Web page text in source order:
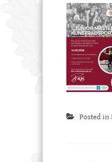
Posted in